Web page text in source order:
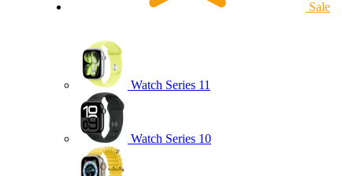
Sale
Watch Series 11
Watch Series 10